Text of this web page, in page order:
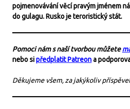
pojmenovávání věcí pravým jménem
do gulagu. Rusko je teroristický stát.
Pomoci nám s naší tvorbou můžete
nebo sipředplatit Patreona
Děkujeme všem, za jakýkoliv